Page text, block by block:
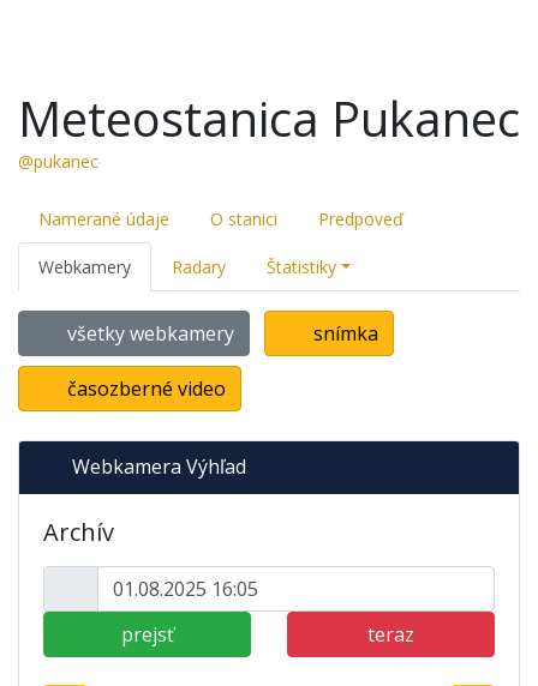
Meteostanica Pukanec
@pukanec
Namerané údaje O stanici Predpoveď
Webkamery Radary Štatistiky
všetky webkamery snímka
časozberné video
Webkamera Výhľad
Archív
prejsť teraz